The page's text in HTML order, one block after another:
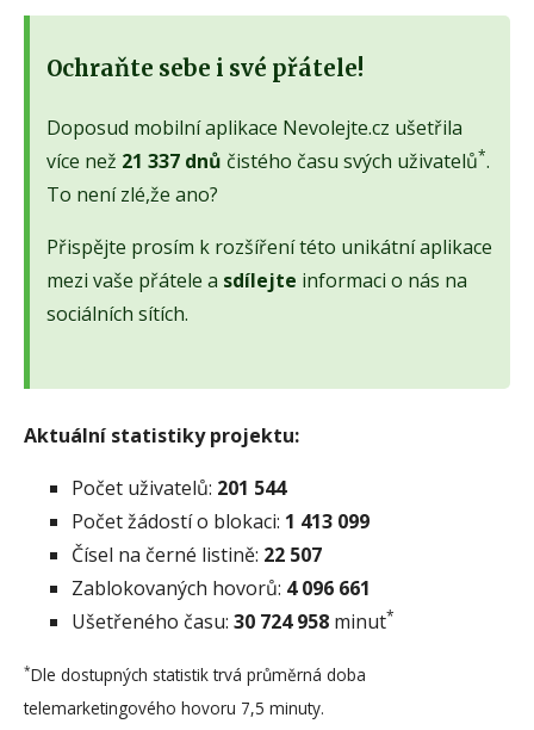
Ochraňte sebe i své přátele!
Doposud mobilní aplikace Nevolejte.cz ušetřila
více než 21 337 dnů čistého času svých uživatelů*.
To není zlé,že ano?
Přispějte prosím k rozšíření této unikátní aplikace
mezi vaše přátele a sdílejte informaci o nás na
sociálních sítích.
Aktuální statistiky projektu:
Počet uživatelů: 201 544
Počet žádostí o blokaci: 1 413 099
Čísel na černé listině: 22 507
Zablokovaných hovorů: 4 096 661
Ušetřeného času: 30 724 958 minut*
*Dle dostupných statistik trvá průměrná doba
telemarketingového hovoru 7,5 minuty.